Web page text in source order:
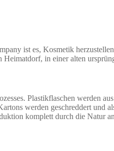
ist es, Kosmetik
in einer alten
Plastikflaschen werden
werden geschreddert und
komplett durch die Natur